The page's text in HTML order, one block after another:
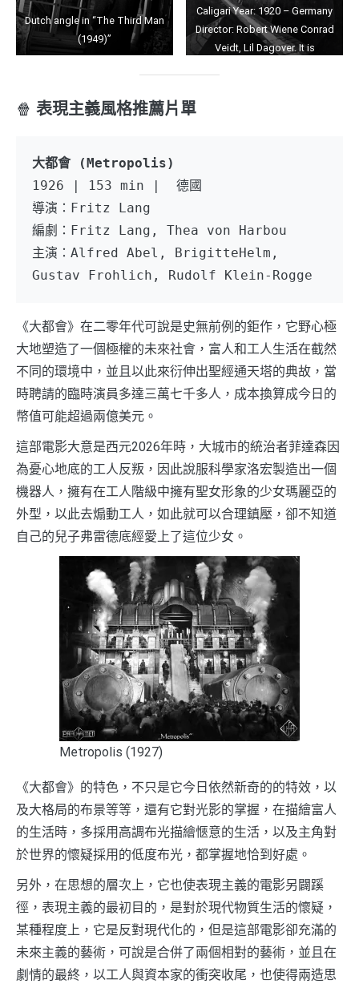
Dutch angle in “The Third Man
(1949)”
Caligari Year: 1920 – Germany
Director: Robert Wiene Conrad
Veidt, Lil Dagover. It is
authorized by/allowed on the
Photo12 does not grant
publicity rights of the persons
represented.
🍿 表現主義風格推薦片單
大都會 (Metropolis)
1926 | 153 min |  德國
導演：Fritz Lang
編劇：Fritz Lang, Thea von Harbou
主演：Alfred Abel, BrigitteHelm,
Gustav Frohlich, Rudolf Klein-Rogge
《大都會》在二零年代可說是史無前例的鉅作，它野心極
大地塑造了一個極權的未來社會，富人和工人生活在截然
不同的環境中，並且以此來衍伸出聖經通天塔的典故，當
時聘請的臨時演員多達三萬七千多人，成本換算成今日的
幣值可能超過兩億美元。
這部電影大意是西元2026年時，大城市的統治者菲達森因
為憂心地底的工人反叛，因此說服科學家洛宏製造出一個
機器人，擁有在工人階級中擁有聖女形象的少女瑪麗亞的
外型，以此去煽動工人，如此就可以合理鎮壓，卻不知道
自己的兒子弗雷德底經愛上了這位少女。
Metropolis (1927)
《大都會》的特色，不只是它今日依然新奇的的特效，以
及大格局的布景等等，還有它對光影的掌握，在描繪富人
的生活時，多採用高調布光描繪愜意的生活，以及主角對
於世界的懷疑採用的低度布光，都掌握地恰到好處。
另外，在思想的層次上，它也使表現主義的電影另闢蹊
徑，表現主義的最初目的，是對於現代物質生活的懷疑，
某種程度上，它是反對現代化的，但是這部電影卻充滿的
未來主義的藝術，可說是合併了兩個相對的藝術，並且在
劇情的最終，以工人與資本家的衝突收尾，也使得兩造思